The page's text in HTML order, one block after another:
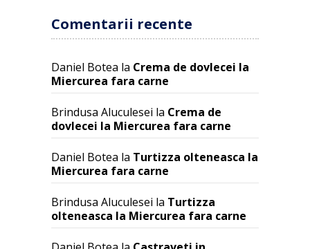
Comentarii recente
Daniel Botea la Crema de dovlecei la
Miercurea fara carne
Brindusa Aluculesei la Crema de
dovlecei la Miercurea fara carne
Daniel Botea la Turtizza olteneasca la
Miercurea fara carne
Brindusa Aluculesei la Turtizza
olteneasca la Miercurea fara carne